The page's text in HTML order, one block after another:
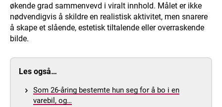
økende grad sammenvevd i viralt innhold. Målet er ikke
nødvendigvis å skildre en realistisk aktivitet, men snarere
å skape et slående, estetisk tiltalende eller overraskende
bilde.
Les også…
Som 26-åring bestemte hun seg for å bo i en
varebil, og…